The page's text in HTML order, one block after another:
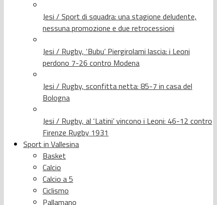
Jesi / Sport di squadra: una stagione deludente,
nessuna promozione e due retrocessioni
Jesi / Rugby, ‘Bubu’ Piergirolami lascia: i Leoni
perdono 7-26 contro Modena
Jesi / Rugby, sconfitta netta: 85-7 in casa del
Bologna
Jesi / Rugby, al ‘Latini’ vincono i Leoni: 46-12 contro
Firenze Rugby 1931
Sport in Vallesina
Basket
Calcio
Calcio a 5
Ciclismo
Pallamano